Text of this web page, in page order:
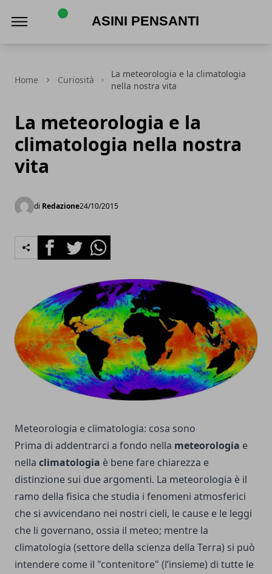
Home Curiosità
La meteorologia e la climatologia
nella nostra vita
La meteorologia e la
climatologia nella nostra
vita
di Redazione24/10/2015
FacebookTwitterWhatsapp
Meteorologia e climatologia: cosa sono
Prima di addentrarci a fondo nella meteorologia e
nella climatologia è bene fare chiarezza e
distinzione sui due argomenti. La meteorologia è il
ramo della fisica che studia i fenomeni atmosferici
che si avvicendano nei nostri cieli, le cause e le leggi
che li governano, ossia il meteo; mentre la
climatologia (settore della scienza della Terra) si può
intendere come il "contenitore" (l’insieme) di tutte le